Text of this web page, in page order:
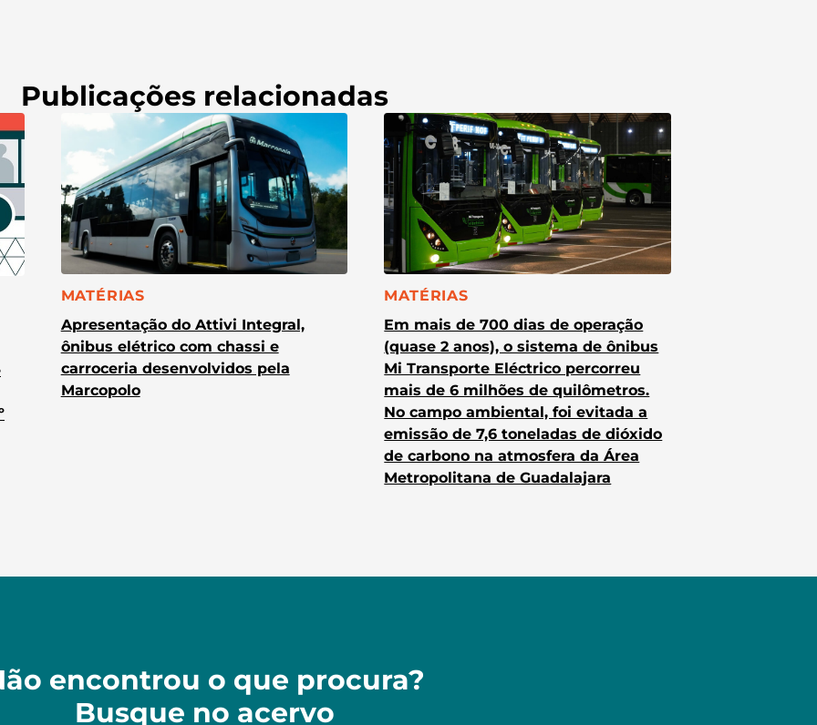
Publicações relacionadas
CATEGORIA:
MATÉRIAS
Apresentação do Attivi Integral,
ônibus elétrico com chassi e
carroceria desenvolvidos pela
Marcopolo
CATEGORIA:
MATÉRIAS
Em mais de 700 dias de operação
(quase 2 anos), o sistema de ônibus
Mi Transporte Eléctrico percorreu
mais de 6 milhões de quilômetros.
No campo ambiental, foi evitada a
emissão de 7,6 toneladas de dióxido
de carbono na atmosfera da Área
Metropolitana de Guadalajara
encontrou o que procura?
Busque no acervo